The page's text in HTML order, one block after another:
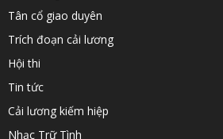
Tân cổ giao duyên
Trích đoạn cải lương
Hội thi
Tin tức
Cải lương kiếm hiệp
Nhạc Trữ Tình